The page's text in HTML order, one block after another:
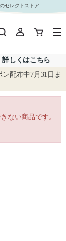
セレクトストア
詳しくはこちら
配布中7月31日ま
ない商品です。